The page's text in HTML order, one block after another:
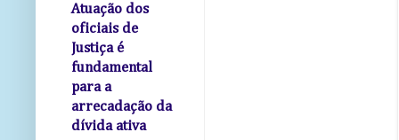
Atuação dos
oficiais de
Justiça é
fundamental
para a
arrecadação da
dívida ativa